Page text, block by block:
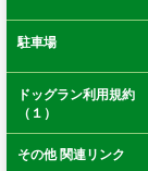
駐車場
ドッグラン利用規約
（１）
その他 関連リンク